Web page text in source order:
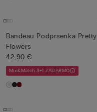
Bandeau Podprsenka Pretty
Flowers
42,90 €
Mix&Match 3+1 ZADARMO